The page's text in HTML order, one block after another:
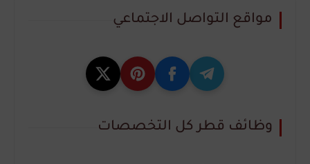
مواقع التواصل الاجتماعي
وظائف قطر كل التخصصات